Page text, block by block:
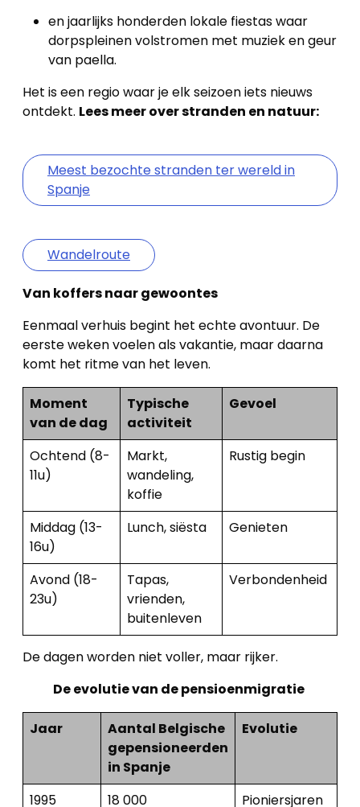
en jaarlijks honderden lokale fiestas waar
dorpspleinen volstromen met muziek en geur
van paella.
Het is een regio waar je elk seizoen iets nieuws
ontdekt. Lees meer over stranden en natuur:
Meest bezochte stranden ter wereld in
Spanje
Wandelroute
Van koffers naar gewoontes
Eenmaal verhuis begint het echte avontuur. De
eerste weken voelen als vakantie, maar daarna
komt het ritme van het leven.
Moment
van de dag
Typische
activiteit
Gevoel
Ochtend (8-
11u)
Markt,
wandeling,
koffie
Rustig begin
Middag (13-
16u)
Lunch, siësta Genieten
Avond (18-
23u)
Tapas,
vrienden,
buitenleven
Verbondenheid
De dagen worden niet voller, maar rijker.
De evolutie van de pensioenmigratie
Jaar
Aantal Belgische
gepensioneerden
in Spanje
Evolutie
1995 18 000 Pioniersjaren